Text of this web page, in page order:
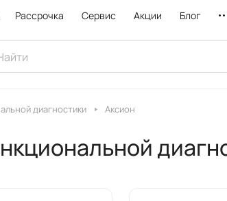
Рассрочка Сервис Акции Блог
диагностики Аксион